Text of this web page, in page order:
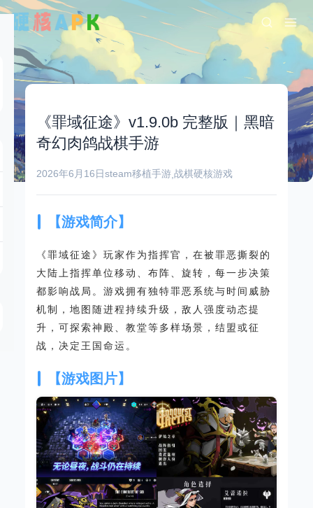
《罪域征途》v1.9.0b 完整版｜黑暗
奇幻肉鸽战棋手游
2026年6月16日steam移植手游 战棋硬核游戏
【游戏简介】
《罪域征途》玩家作为指挥官，在被罪恶撕裂的
大陆上指挥单位移动、布阵、旋转，每一步决策
都影响战局。游戏拥有独特罪恶系统与时间威胁
机制，地图随进程持续升级，敌人强度动态提
升，可探索神殿、教堂等多样场景，结盟或征
战，决定王国命运。
【游戏图片】